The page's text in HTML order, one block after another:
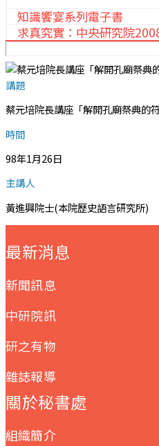
知識饗宴系列電子書
求真究實：中央研究院
講題
蔡元培院長講座「解開孔廟祭典的
時間
98年1月26日
主講人
黃進興院士(本院歷史語言研究所)
最新消息
新聞訊息
中研院訊
研之有物
雜誌報導
關於秘書處
組織簡介